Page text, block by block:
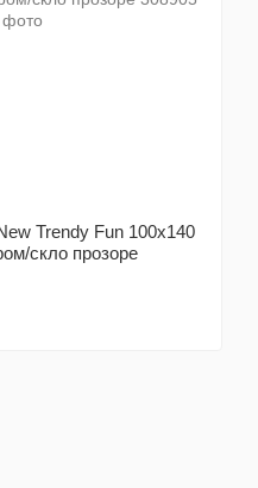
Trendy Fun 100х140
скло прозоре